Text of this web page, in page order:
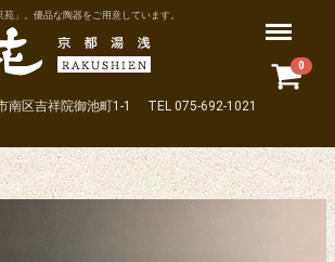
」。優品な陶器をご用意しています。
南区吉祥院御池町1-1 TEL 075-692-1021
0
Menu